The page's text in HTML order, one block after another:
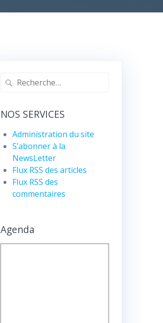
Recherche
NOS SERVICES
Administration du site
S’abonner à la
NewsLetter
Flux RSS des articles
Flux RSS des
commentaires
Agenda